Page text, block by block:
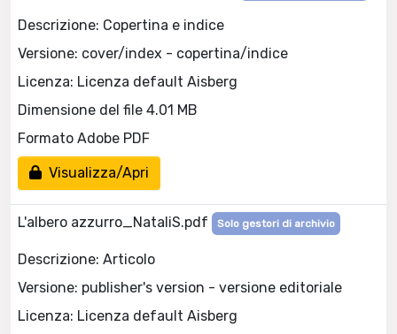
Descrizione: Copertina e indice
Versione: cover/index - copertina/indice
Licenza: Licenza default Aisberg
Dimensione del file 4.01 MB
Formato Adobe PDF
Visualizza/Apri
L'albero azzurro_NataliS.pdf Solo gestori di archivio
Descrizione: Articolo
Versione: publisher's version - versione editoriale
Licenza: Licenza default Aisberg